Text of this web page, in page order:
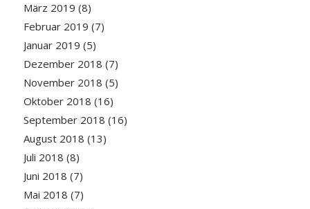
März 2019 (8)
Februar 2019 (7)
Januar 2019 (5)
Dezember 2018 (7)
November 2018 (5)
Oktober 2018 (16)
September 2018 (16)
August 2018 (13)
Juli 2018 (8)
Juni 2018 (7)
Mai 2018 (7)